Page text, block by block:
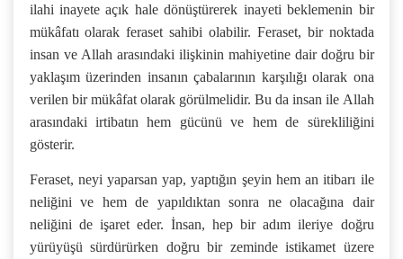
ilahi inayete açık hale dönüştürerek inayeti beklemenin bir
mükâfatı olarak feraset sahibi olabilir. Feraset, bir noktada
insan ve Allah arasındaki ilişkinin mahiyetine dair doğru bir
yaklaşım üzerinden insanın çabalarının karşılığı olarak ona
verilen bir mükâfat olarak görülmelidir. Bu da insan ile Allah
arasındaki irtibatın hem gücünü ve hem de sürekliliğini
gösterir.
Feraset, neyi yaparsan yap, yaptığın şeyin hem an itibarı ile
neliğini ve hem de yapıldıktan sonra ne olacağına dair
neliğini de işaret eder. İnsan, hep bir adım ileriye doğru
yürüyüşü sürdürürken doğru bir zeminde istikamet üzere